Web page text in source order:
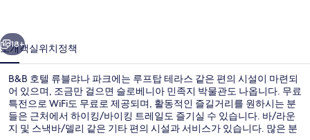
파
크
의
사
진
18+
소개객실위치정책
B&B 호텔 류블랴나 파크에는 루프탑 테라스 같은 편의 시설이 마련되
어 있으며, 조금만 걸으면 슬로베니아 민족지 박물관도 나옵니다. 무료
특전으로 WiFi도 무료로 제공되며, 활동적인 즐길거리를 원하시는 분
들은 근처에서 하이킹/바이킹 트레일도 즐기실 수 있습니다. 바/라운
지 및 스낵바/델리 같은 기타 편의 시설과 서비스가 있습니다. 많은 분